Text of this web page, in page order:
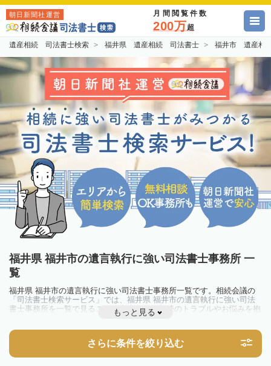
朝日新聞社運営 月間閲覧件数
200万超
遺産相続 司法書士検索 福井県 遺産相続 司法書士 福井市 遺産相
福井県 福井市の遺言執行に強い司法書士事務所 一
覧
福井県 福井市の遺言執行に強い司法書士事務所一覧です。相続会議の
「司法書士検索サービス」では、福井県 福井市の遺言執行に強い司法
書士事務所を一覧で見ることが出来ます。相続のトラブルやお悩みを抱
えている方は一度近隣の司法書士に相談してみましょう。
もっと見る
さらに条件を絞り込む